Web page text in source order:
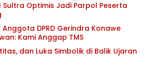
Sultra Optimis Jadi Parpol Peserta
Anggota DPRD Gerindra Konawe
Kami Anggap TMS
dan Luka Simbolik di Balik Ujaran